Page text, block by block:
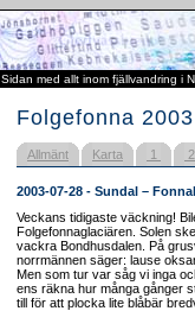
Sidan med allt inom fjällvandring i
Folgefonna 2003
Allmänt Karta 1 2
2003-07-28 - Sundal –
Veckans tidigaste väckning!
Folgefonnaglaciären. Solen
vackra Bondhusdalen. På
norrmännen säger: lause
Men som tur var såg vi inga
ens räkna hur många gånger
till för att plocka lite blåbär